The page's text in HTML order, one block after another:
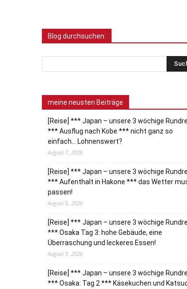
Blog durchsuchen:
meine neusten Beiträge
[Reise] *** Japan – unsere 3 wöchige
*** Ausflug nach Kobe *** nicht ganz so
einfach… Lohnenswert?
August 7, 2026
[Reise] *** Japan – unsere 3 wöchige
*** Aufenthalt in Hakone *** das Wetter
passen!
August 6, 2026
[Reise] *** Japan – unsere 3 wöchige
*** Osaka Tag 3: hohe Gebäude, eine
Überraschung und leckeres Essen!
August 5, 2026
[Reise] *** Japan – unsere 3 wöchige
*** Osaka: Tag 2 *** Käsekuchen und